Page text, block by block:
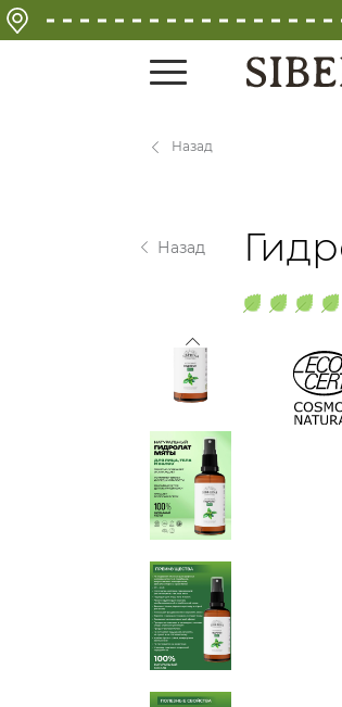
Назад
Назад